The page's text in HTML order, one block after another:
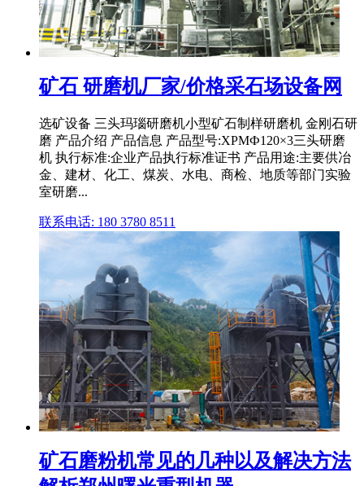
矿石 研磨机厂家/价格采石场设备网
选矿设备 三头玛瑙研磨机小型矿石制样研磨机 金刚石研
磨 产品介绍 产品信息 产品型号:XPMФ120×3三头研磨
机 执行标准:企业产品执行标准证书 产品用途:主要供冶
金、建材、化工、煤炭、水电、商检、地质等部门实验
室研磨...
联系电话: 180 3780 8511
矿石磨粉机常见的几种以及解决方法